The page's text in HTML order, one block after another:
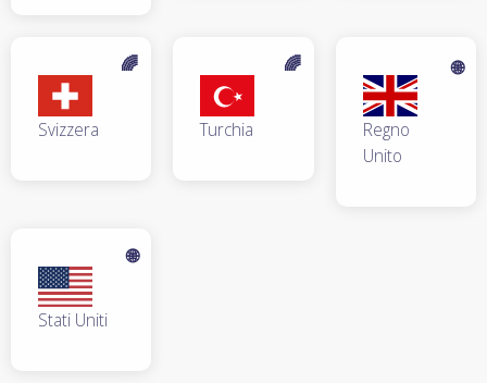
Svizzera
🌈
Turchia
🌈
Regno
Unito
🌐
Stati Uniti
🌐